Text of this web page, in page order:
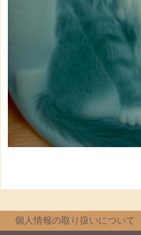
個人情報の取り扱いについて